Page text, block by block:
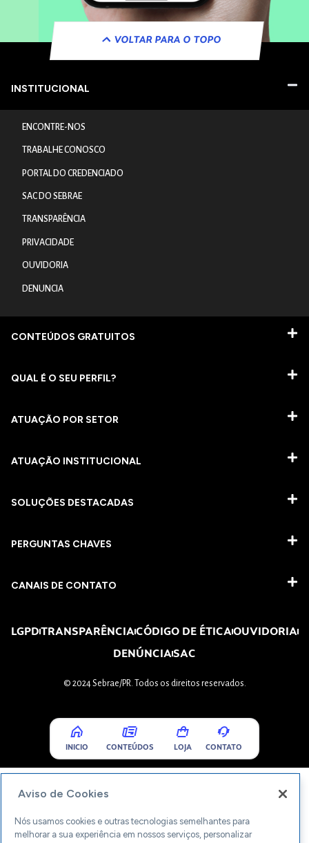
VOLTAR PARA O TOPO
INSTITUCIONAL
ENCONTRE-NOS
TRABALHE CONOSCO
PORTAL DO CREDENCIADO
SAC DO SEBRAE
TRANSPARÊNCIA
PRIVACIDADE
OUVIDORIA
DENUNCIA
CONTEÚDOS GRATUITOS
QUAL É O SEU PERFIL?
ATUAÇÃO POR SETOR
ATUAÇÃO INSTITUCIONAL
SOLUÇÕES DESTACADAS
PERGUNTAS CHAVES​
CANAIS DE CONTATO
LGPDTRANSPARÊNCIACÓDIGO DE ÉTICAOUVIDORIA
DENÚNCIASAC
© 2024 Sebrae/PR. Todos os direitos reservados.
INICIO CONTEÚDOS LOJA CONTATO
Aviso de Cookies
Nós usamos cookies e outras tecnologias semelhantes para
melhorar a sua experiência em nossos serviços, personalizar